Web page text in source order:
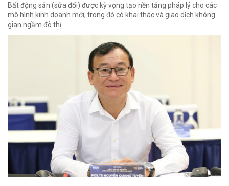
Bất động sản (sửa đổi) được kỳ vọng tạo nền tảng pháp lý cho các
mô hình kinh doanh mới, trong đó có khai thác và giao dịch không
gian ngầm đô thị.